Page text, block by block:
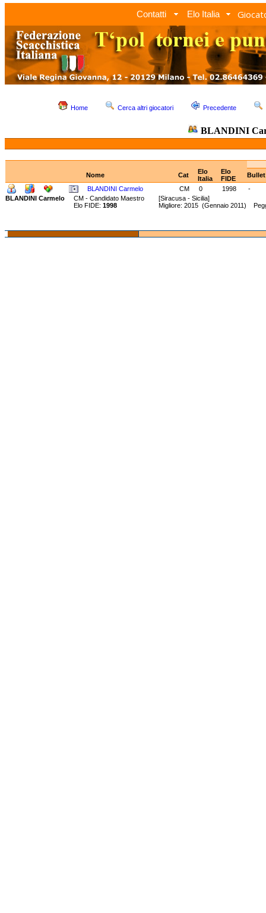
Contatti Elo Italia
Home Cerca altri giocatori Precedente
BLANDINI
Nome Cat
Elo
Italia
Elo
FIDE
BLANDINI Carmelo
CM 0 1998
-
BLANDINI Carmelo
CM - Candidato Maestro [Siracusa - Sicilia]
Elo FIDE: 1998 Migliore: 2015 (Gennaio 2011)